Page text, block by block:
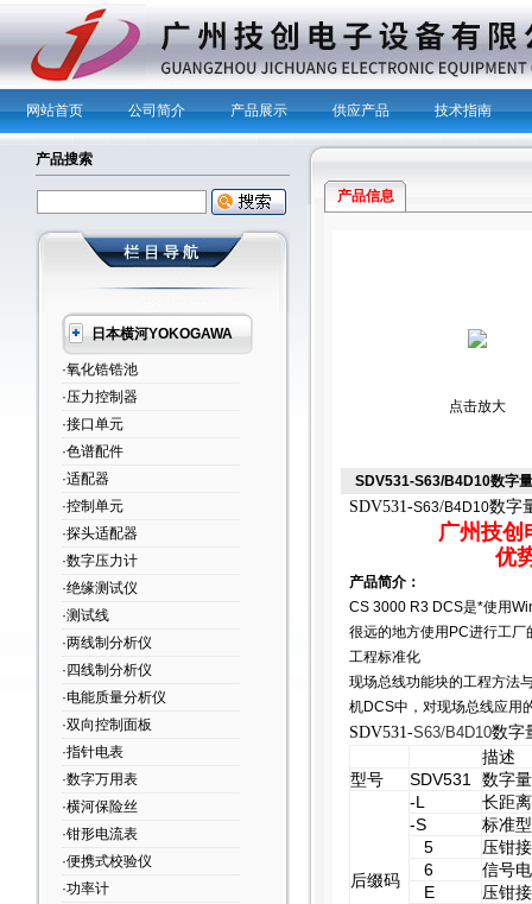
网站首页 公司简介 产品展示 供应产品 技术指南
产品搜索
日本横河YOKOGAWA
·氧化锆锆池
·压力控制器
·接口单元
·色谱配件
·适配器
·控制单元
·探头适配器
·数字压力计
·绝缘测试仪
·测试线
·两线制分析仪
·四线制分析仪
·电能质量分析仪
·双向控制面板
·指针电表
·数字万用表
·横河保险丝
·钳形电流表
·便携式校验仪
·功率计
产品信息
点击放大
SDV531-S63/B4D10数字
SDV531-S63/B4D10数字
广州技
优
产品简介：
CS 3000 R3 DCS是*使用
很远的地方使用PC进行工
工程标准化
现场总线功能块的工程方法
机DCS中，对现场总线应用
SDV531-S63/B4D10数字
描述
型号
SDV531 数字
后缀码
-L
长距
-S
标准型
5
压钳
6
信号
E
压钳